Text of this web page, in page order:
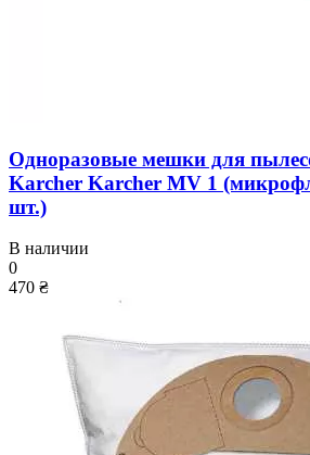
Одноразовые мешки для
Karcher Karcher MV 1
шт.)
В наличии
0
470 ₴